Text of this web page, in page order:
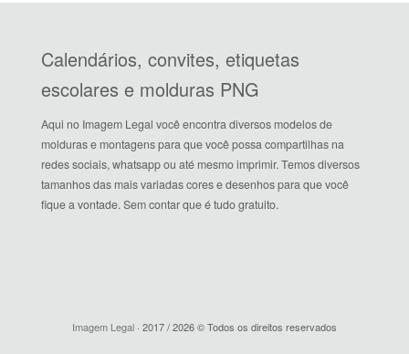
Calendários, convites, etiquetas
escolares e molduras PNG
Aqui no Imagem Legal você encontra diversos modelos de
molduras e montagens para que você possa compartilhas na
redes sociais, whatsapp ou até mesmo imprimir. Temos diversos
tamanhos das mais variadas cores e desenhos para que você
fique a vontade. Sem contar que é tudo gratuito.
Imagem Legal · 2017 / 2026 © Todos os direitos reservados